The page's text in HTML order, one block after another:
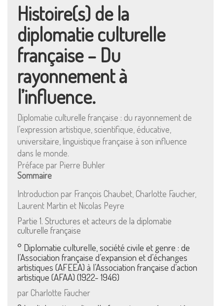
Histoire(s) de la
diplomatie culturelle
française – Du
rayonnement à
l’influence.
Diplomatie culturelle française : du rayonnement de
l’expression artistique, scientifique, éducative,
universitaire, linguistique française à son influence
dans le monde.
Préface par Pierre Buhler
Sommaire
Introduction par François Chaubet, Charlotte Faucher,
Laurent Martin et Nicolas Peyre
Partie 1. Structures et acteurs de la diplomatie
culturelle française
° Diplomatie culturelle, société civile et genre : de
l’Association française d’expansion et d’échanges
artistiques (AFEEA) à l’Association française d’action
artistique (AFAA) (1922- 1946)
par Charlotte Faucher